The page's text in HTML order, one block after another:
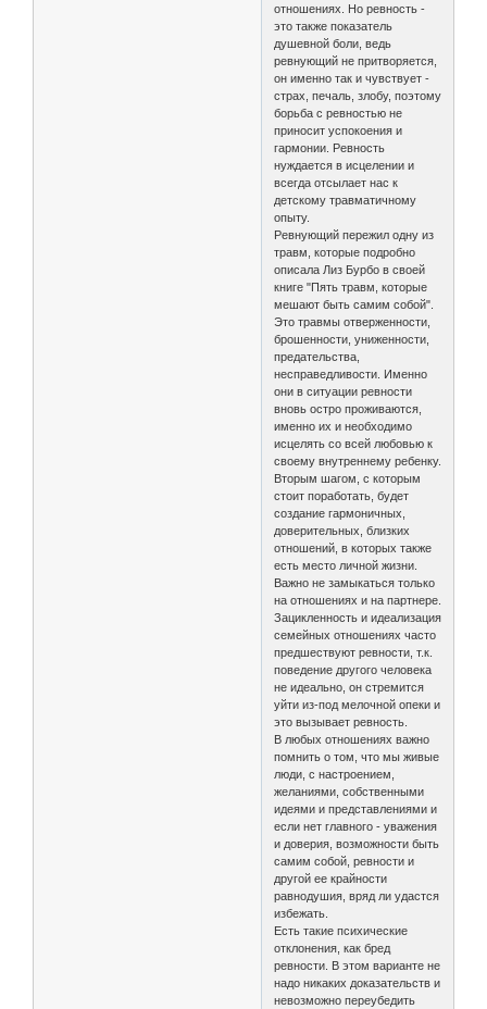
отношениях. Но ревность -
это также показатель
душевной боли, ведь
ревнующий не притворяется,
он именно так и чувствует -
страх, печаль, злобу, поэтому
борьба с ревностью не
приносит успокоения и
гармонии. Ревность
нуждается в исцелении и
всегда отсылает нас к
детскому травматичному
опыту.
Ревнующий пережил одну из
травм, которые подробно
описала Лиз Бурбо в своей
книге "Пять травм, которые
мешают быть самим собой".
Это травмы отверженности,
брошенности, униженности,
предательства,
несправедливости. Именно
они в ситуации ревности
вновь остро проживаются,
именно их и необходимо
исцелять со всей любовью к
своему внутреннему ребенку.
Вторым шагом, с которым
стоит поработать, будет
создание гармоничных,
доверительных, близких
отношений, в которых также
есть место личной жизни.
Важно не замыкаться только
на отношениях и на партнере.
Зацикленность и идеализация
семейных отношениях часто
предшествуют ревности, т.к.
поведение другого человека
не идеально, он стремится
уйти из-под мелочной опеки и
это вызывает ревность.
В любых отношениях важно
помнить о том, что мы живые
люди, с настроением,
желаниями, собственными
идеями и представлениями и
если нет главного - уважения
и доверия, возможности быть
самим собой, ревности и
другой ее крайности
равнодушия, вряд ли удастся
избежать.
Есть такие психические
отклонения, как бред
ревности. В этом варианте не
надо никаких доказательств и
невозможно переубедить